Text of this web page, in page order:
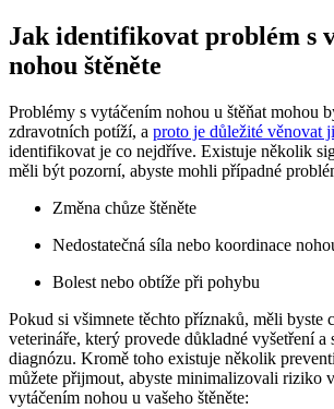
Jak identifikovat problém s
nohou štěněte
Problémy s vytáčením nohou u štěňat mohou
zdravotních potíží, a proto je důležité věnovat
identifikovat je co nejdříve. Existuje několik
měli být pozorní, abyste mohli případné
Změna chůze štěněte
Nedostatečná síla nebo koordinace
Bolest nebo obtíže při pohybu
Pokud si všimnete těchto příznaků, měli byste
veterináře, který provede důkladné vyšetření a
diagnózu. Kromě toho existuje několik
můžete přijmout, abyste minimalizovali riziko
vytáčením nohou u vašeho štěněte: